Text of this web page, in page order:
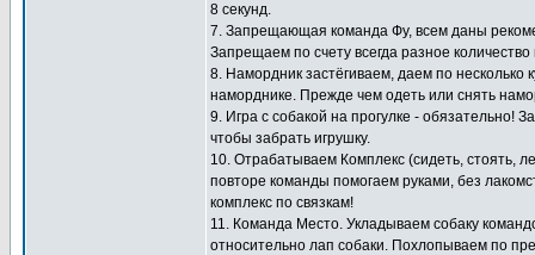
8 секунд.
7. Запрещающая команда Фу, всем даны
Запрещаем по счету всегда разное
8. Намордник застёгиваем, даем по несколько
наморднике. Прежде чем одеть или снять
9. Игра с собакой на прогулке - обязательно!
чтобы забрать игрушку.
10. Отрабатываем Комплекс (сидеть, стоять,
повторе команды помогаем руками, без
комплекс по связкам!
11. Команда Место. Укладываем собаку
относительно лап собаки. Похлопываем по